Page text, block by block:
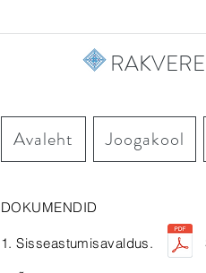
Avaleht
Joogakool
DOKUMENDID
1. Sisseastumisavaldus.